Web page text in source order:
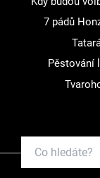
7 pádů
Pěstování